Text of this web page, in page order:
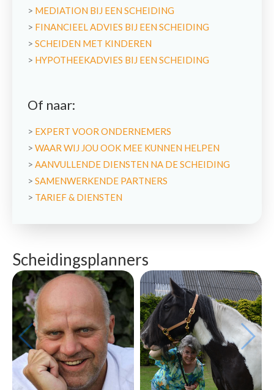
> MEDIATION BIJ EEN SCHEIDING
> FINANCIEEL ADVIES BIJ EEN SCHEIDING
> SCHEIDEN MET KINDEREN
> HYPOTHEEKADVIES BIJ EEN SCHEIDING
Of naar:
> EXPERT VOOR ONDERNEMERS
> WAAR WIJ JOU OOK MEE KUNNEN HELPEN
> AANVULLENDE DIENSTEN NA DE SCHEIDING
> SAMENWERKENDE PARTNERS
> TARIEF & DIENSTEN
Scheidingsplanners